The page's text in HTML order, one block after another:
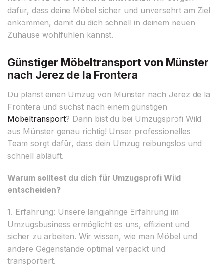
dafür, dass deine Möbel sicher und unversehrt am Ziel
ankommen, damit du dich schnell in deinem neuen
Zuhause wohlfühlen kannst.
Günstiger Möbeltransport von Münster
nach Jerez de la Frontera
Du planst einen Umzug von Münster nach Jerez de la
Frontera und suchst nach einem günstigen
Möbeltransport? Dann bist du bei Umzugsprofi Wild
aus Münster genau richtig! Unser professionelles
Team sorgt dafür, dass dein Umzug reibungslos und
schnell abläuft.
Warum solltest du dich für Umzugsprofi Wild
entscheiden?
1. Erfahrung: Unsere langjährige Erfahrung im
Umzugsbusiness ermöglicht es uns, effizient und
sicher zu arbeiten. Wir wissen, wie man Möbel und
andere Gegenstände optimal verpackt und
transportiert.